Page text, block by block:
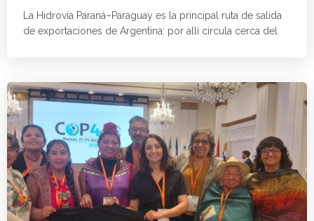
La Hidrovía Paraná–Paraguay es la principal ruta de salida
de exportaciones de Argentina: por allí circula cerca del